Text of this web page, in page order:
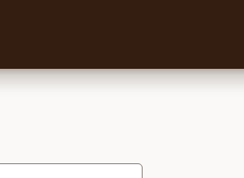
til lige præcis din
til dig indenfor næste